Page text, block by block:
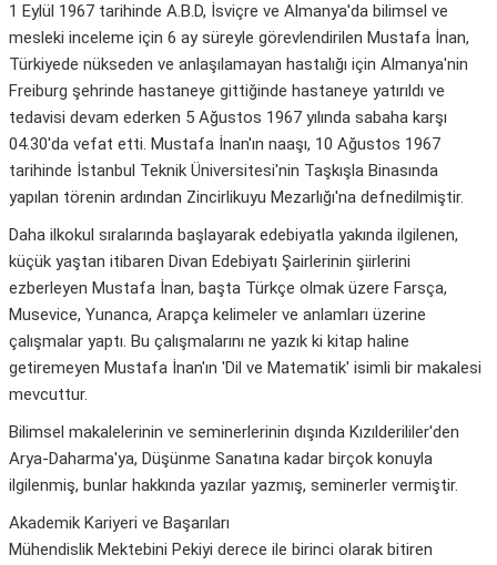
1 Eylül 1967 tarihinde A.B.D, İsviçre ve Almanya'da bilimsel ve
mesleki inceleme için 6 ay süreyle görevlendirilen Mustafa İnan,
Türkiyede nükseden ve anlaşılamayan hastalığı için Almanya'nin
Freiburg şehrinde hastaneye gittiğinde hastaneye yatırıldı ve
tedavisi devam ederken 5 Ağustos 1967 yılında sabaha karşı
04.30'da vefat etti. Mustafa İnan'ın naaşı, 10 Ağustos 1967
tarihinde İstanbul Teknik Üniversitesi'nin Taşkışla Binasında
yapılan törenin ardından Zincirlikuyu Mezarlığı'na defnedilmiştir.
Daha ilkokul sıralarında başlayarak edebiyatla yakında ilgilenen,
küçük yaştan itibaren Divan Edebiyatı Şairlerinin şiirlerini
ezberleyen Mustafa İnan, başta Türkçe olmak üzere Farsça,
Musevice, Yunanca, Arapça kelimeler ve anlamları üzerine
çalışmalar yaptı. Bu çalışmalarını ne yazık ki kitap haline
getiremeyen Mustafa İnan'ın 'Dil ve Matematik' isimli bir makalesi
mevcuttur.
Bilimsel makalelerinin ve seminerlerinin dışında Kızılderililer'den
Arya-Daharma'ya, Düşünme Sanatına kadar birçok konuyla
ilgilenmiş, bunlar hakkında yazılar yazmış, seminerler vermiştir.
Akademik Kariyeri ve Başarıları
Mühendislik Mektebini Pekiyi derece ile birinci olarak bitiren